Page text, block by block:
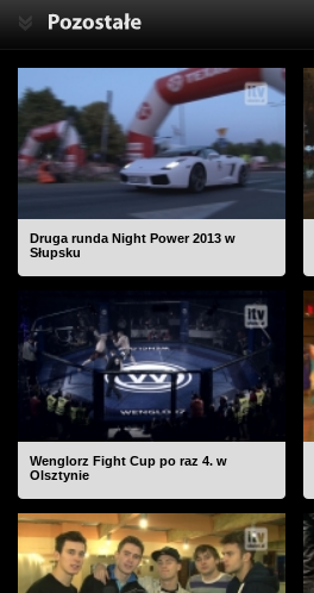
Druga runda Night Power 2013 w
Słupsku
Wenglorz Fight Cup po raz 4. w
Olsztynie